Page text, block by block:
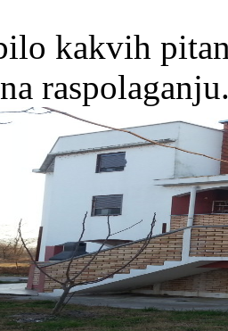
kakvih